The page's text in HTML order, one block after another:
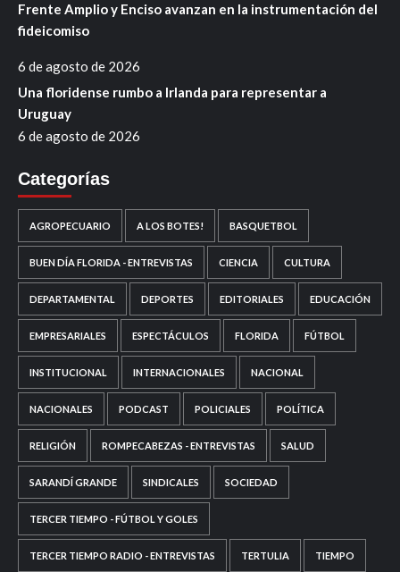
Frente Amplio y Enciso avanzan en la instrumentación del
fideicomiso
6 de agosto de 2026
Una floridense rumbo a Irlanda para representar a
Uruguay
6 de agosto de 2026
Categorías
AGROPECUARIO A LOS BOTES! BASQUETBOL
BUEN DÍA FLORIDA - ENTREVISTAS CIENCIA CULTURA
DEPARTAMENTAL DEPORTES EDITORIALES EDUCACIÓN
EMPRESARIALES ESPECTÁCULOS FLORIDA FÚTBOL
INSTITUCIONAL INTERNACIONALES NACIONAL
NACIONALES PODCAST POLICIALES POLÍTICA
RELIGIÓN ROMPECABEZAS - ENTREVISTAS SALUD
SARANDÍ GRANDE SINDICALES SOCIEDAD
TERCER TIEMPO - FÚTBOL Y GOLES
TERCER TIEMPO RADIO - ENTREVISTAS TERTULIA TIEMPO